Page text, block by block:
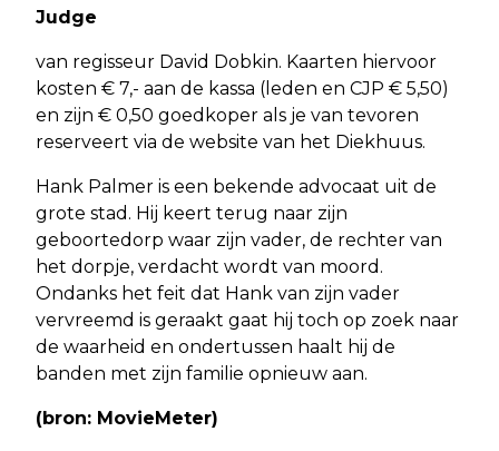
Judge
van regisseur David Dobkin. Kaarten hiervoor
kosten € 7,- aan de kassa (leden en CJP € 5,50)
en zijn € 0,50 goedkoper als je van tevoren
reserveert via de website van het Diekhuus.
Hank Palmer is een bekende advocaat uit de
grote stad. Hij keert terug naar zijn
geboortedorp waar zijn vader, de rechter van
het dorpje, verdacht wordt van moord.
Ondanks het feit dat Hank van zijn vader
vervreemd is geraakt gaat hij toch op zoek naar
de waarheid en ondertussen haalt hij de
banden met zijn familie opnieuw aan.
(bron: MovieMeter)